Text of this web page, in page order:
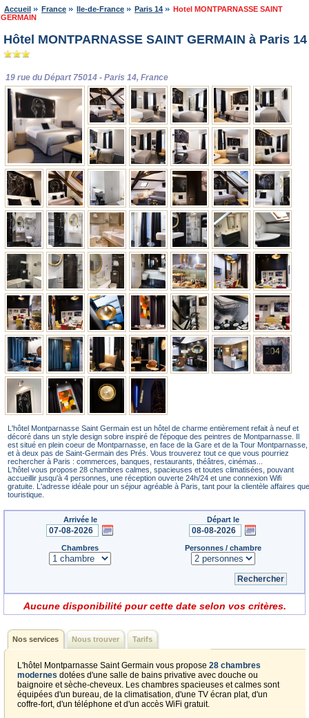
Accueil France Ile-de-France Paris 14
Hotel MONTPARNASSE SAINT
GERMAIN
Hôtel MONTPARNASSE SAINT GERMAIN à Paris 14
19 rue du Départ 75014 - Paris 14, France
L'hôtel Montparnasse Saint Germain est un hôtel de charme entièrement refait à neuf et
décoré dans un style design sobre inspiré de l'époque des peintres de Montparnasse. Il
est situé en plein coeur de Montparnasse, en face de la Gare et de la Tour Montparnasse,
et à deux pas de Saint-Germain des Prés. Vous trouverez tout ce que vous pourriez
rechercher à Paris : commerces, banques, restaurants, théâtres, cinémas...
L'hôtel vous propose 28 chambres calmes, spacieuses et toutes climatisées, pouvant
accueillir jusqu'à 4 personnes, une réception ouverte 24h/24 et une connexion Wifi
gratuite. L'adresse idéale pour un séjour agréable à Paris, tant pour la clientèle affaires que
touristique.
Arrivée le Départ le
Chambres Personnes / chambre
Aucune disponibilité pour cette date selon vos critères.
Nos services Nous trouver Tarifs
L'hôtel Montparnasse Saint Germain vous propose 28 chambres
modernes dotées d'une salle de bains privative avec douche ou
baignoire et sèche-cheveux. Les chambres spacieuses et calmes sont
équipées d'un bureau, de la climatisation, d'une TV écran plat, d'un
coffre-fort, d'un téléphone et d'un accès WiFi gratuit.